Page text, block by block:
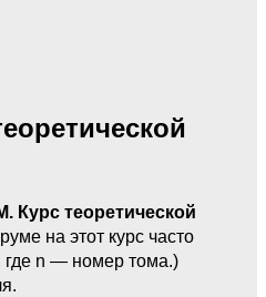
теоретической
на этот курс часто
n — номер тома.)